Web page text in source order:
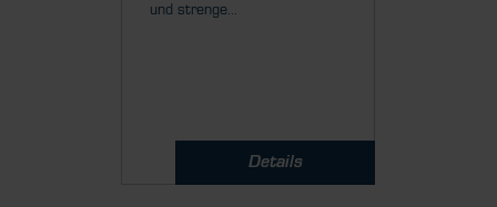
und strenge...
Details